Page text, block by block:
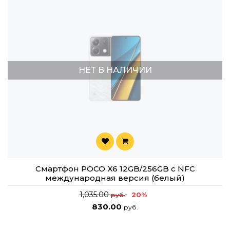
НЕТ В НАЛИЧИИ
Смартфон POCO X6 12GB/256GB с NFC
международная версия (белый)
1,035.00руб. 20%
830.00 руб.